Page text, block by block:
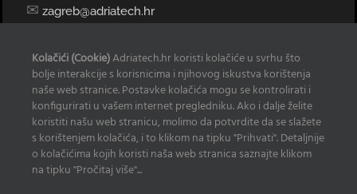
✉ zagreb@adriatech.hr
Tel: 098 329 239
✉ radan@adriatech.hr
INFO
Kolačići (Cookie)Adriatech.hr koristi kolačiće u svrhu što
bolje interakcije s korisnicima i njihovog iskustva korištenja
naše web stranice. Postavke kolačića mogu se kontrolirati i
konfigurirati u vašem internet pregledniku. Ako i dalje želite
koristiti našu web stranicu, molimo da potvrdite da se slažete
s korištenjem kolačića, i to klikom na tipku "Prihvati". Detaljnije
o kolačićima kojih koristi naša web stranica saznajte klikom
na tipku "Pročitaj više"...